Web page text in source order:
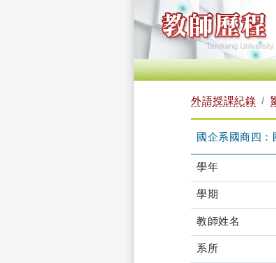
外語授課紀錄
國企系國商四
學年
學期
教師姓名
系所